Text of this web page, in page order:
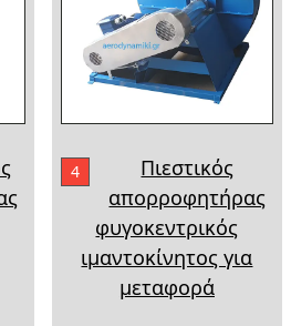
4
Πιεστικός
απορροφητήρας
φυγοκεντρικός
ιμαντοκίνητος για
μεταφορά